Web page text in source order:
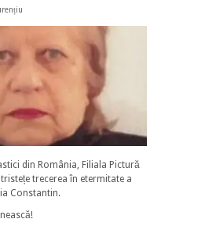
din România, Filiala Pictură
trecerea în etermitate a
Constantin.